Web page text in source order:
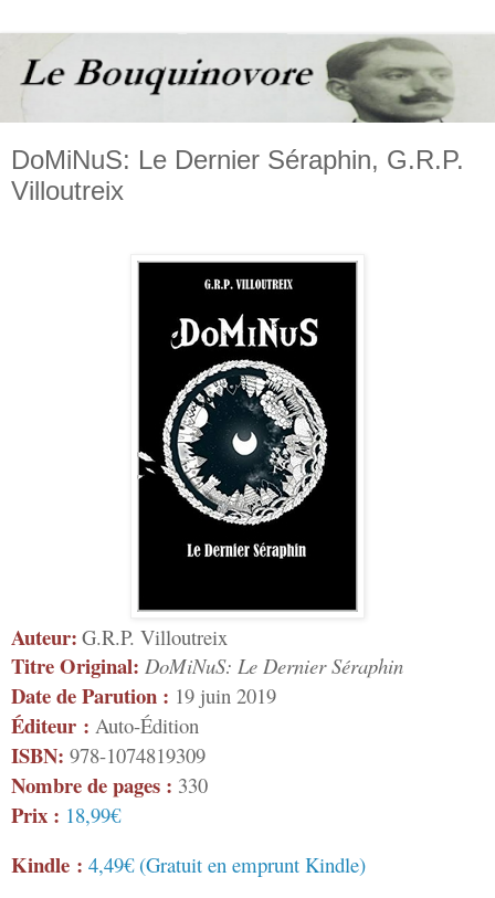
DoMiNuS: Le Dernier Séraphin, G.R.P.
Villoutreix
Auteur: G.R.P. Villoutreix
Titre Original: DoMiNuS: Le Dernier Séraphin
Date de Parution : 19 juin 2019
Éditeur : Auto-Édition
ISBN: 978-1074819309
Nombre de pages : 330
Prix : 18,99€
Kindle : 4,49€ (Gratuit en emprunt Kindle)